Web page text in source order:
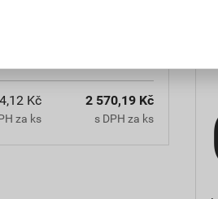
Kč
za ks
2 570,19 Kč
s DPH za ks